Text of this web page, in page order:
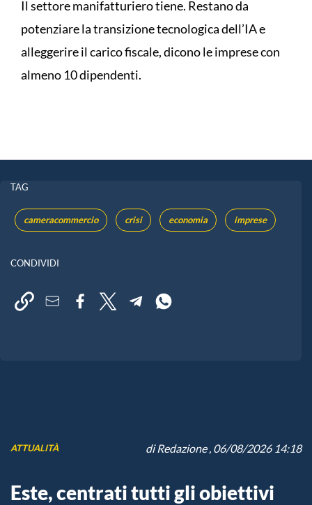
Il settore manifatturiero tiene. Restano da
potenziare la transizione tecnologica dell’IA e
alleggerire il carico fiscale, dicono le imprese con
almeno 10 dipendenti.
TAG
cameracommercio crisi economia imprese
CONDIVIDI
ATTUALITÀ diRedazione, 06/08/2026 14:18
Este, centrati tutti gli obiettivi